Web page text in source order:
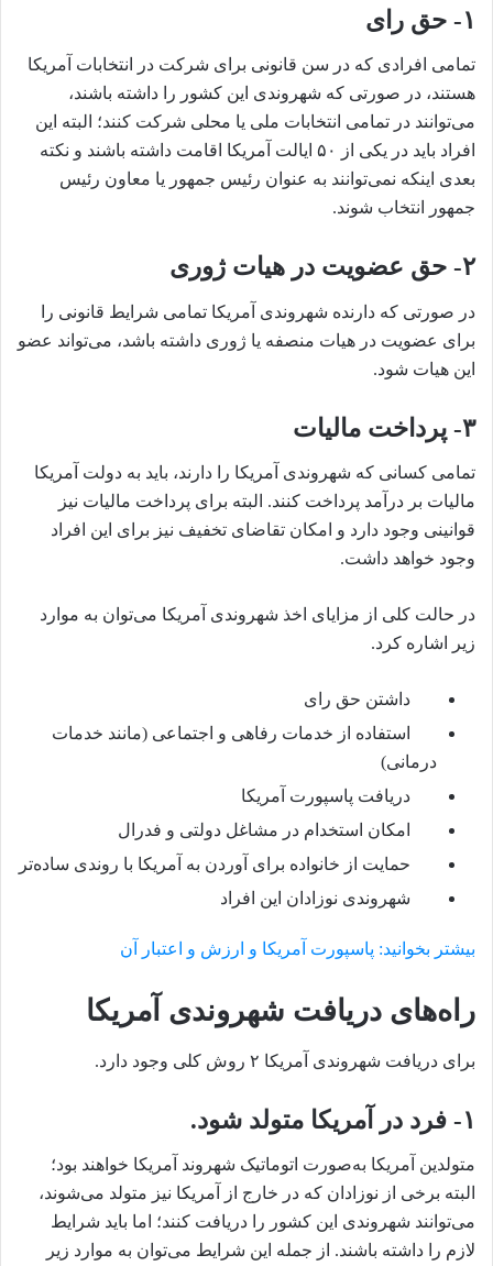
۱- حق رای
تمامی افرادی که در سن قانونی برای شرکت در انتخابات آمریکا
هستند، در صورتی که شهروندی این کشور را داشته باشند،
می‌توانند در تمامی انتخابات ملی یا محلی شرکت کنند؛ البته این
افراد باید در یکی از ۵۰ ایالت آمریکا اقامت داشته باشند و نکته
بعدی اینکه نمی‌توانند به عنوان رئیس جمهور یا معاون رئیس
جمهور انتخاب شوند.
۲- حق عضویت در هیات ژوری
در صورتی که دارنده شهروندی آمریکا تمامی شرایط قانونی را
برای عضویت در هیات منصفه یا ژوری داشته باشد، می‌تواند عضو
این هیات شود.
۳- پرداخت مالیات
تمامی کسانی که شهروندی آمریکا را دارند، باید به دولت آمریکا
مالیات بر درآمد پرداخت کنند. البته برای پرداخت مالیات نیز
قوانینی وجود دارد و امکان تقاضای تخفیف نیز برای این افراد
وجود خواهد داشت.
در حالت کلی از مزایای اخذ شهروندی آمریکا می‌توان به موارد
زیر اشاره کرد.
داشتن حق رای
استفاده از خدمات رفاهی و اجتماعی (مانند خدمات
درمانی)
دریافت پاسپورت آمریکا
امکان استخدام در مشاغل دولتی و فدرال
حمایت از خانواده برای آوردن به آمریکا با روندی ساده‌تر
شهروندی نوزادان این افراد
بیشتر بخوانید: پاسپورت آمریکا و ارزش و اعتبار آن
راه‌های دریافت شهروندی آمریکا
برای دریافت شهروندی آمریکا ۲ روش کلی وجود دارد.
۱- فرد در آمریکا متولد شود.
متولدین آمریکا به‌صورت اتوماتیک شهروند آمریکا خواهند بود؛
البته برخی از نوزادان که در خارج از آمریکا نیز متولد می‌شوند،
می‌توانند شهروندی این کشور را دریافت کنند؛ اما باید شرایط
لازم را داشته باشند. از جمله این شرایط می‌توان به موارد زیر